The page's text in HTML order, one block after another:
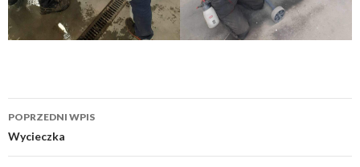
Nawigacja
wpisu
POPRZEDNI WPIS
Wycieczka